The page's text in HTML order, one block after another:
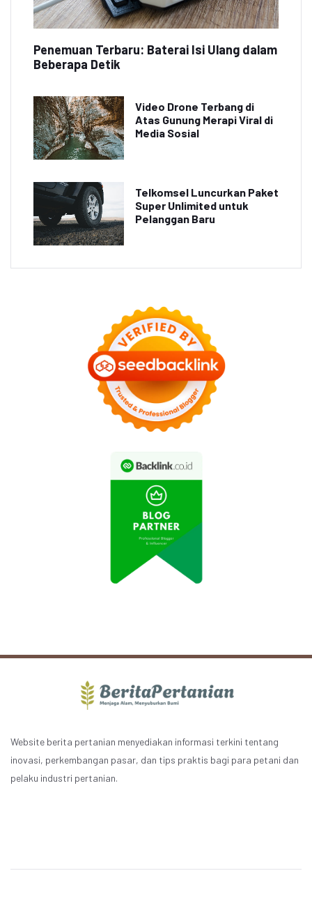
Penemuan Terbaru: Baterai Isi Ulang dalam
Beberapa Detik
Video Drone Terbang di
Atas Gunung Merapi Viral di
Media Sosial
Telkomsel Luncurkan Paket
Super Unlimited untuk
Pelanggan Baru
Website berita pertanian menyediakan informasi terkini tentang
inovasi, perkembangan pasar, dan tips praktis bagi para petani dan
pelaku industri pertanian.